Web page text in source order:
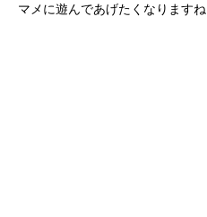
マメに遊んであげたくなりますね